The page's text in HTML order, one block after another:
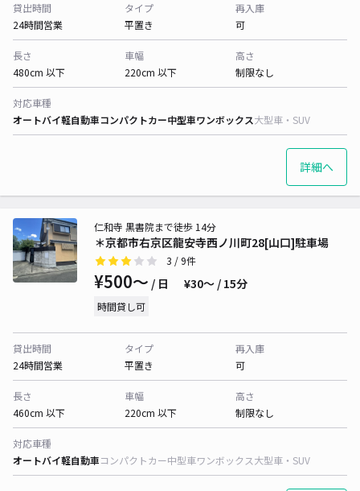
貸出時間
24時間営業
タイプ
平置き
再入庫
可
長さ
480cm 以下
車幅
220cm 以下
高さ
制限なし
対応車種
オートバイ軽自動車コンパクトカー中型車ワンボックス大型車・SUV
詳細へ
＊京都市右京区龍安寺西ノ川町28[山口]駐車場
仁和寺 黒書院まで徒歩 14分
3 / 9件
¥500〜 / 日 ¥30〜 / 15分
時間貸し可
貸出時間
24時間営業
タイプ
平置き
再入庫
可
長さ
460cm 以下
車幅
220cm 以下
高さ
制限なし
対応車種
オートバイ軽自動車コンパクトカー中型車ワンボックス大型車・SUV